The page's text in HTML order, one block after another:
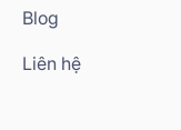
Blog
Liên hệ